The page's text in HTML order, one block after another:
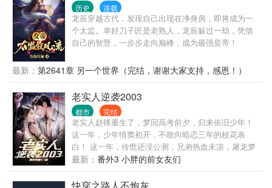
历史 连载
龙辰穿越古代，发现自己出现在净身房，即将成为一
个太监。幸好刀子匠是老熟人，龙辰躲过一劫，凭借
自己的智慧，一步步走向巅峰，成为最强皇帝！
最新： 第2641章 另一个世界（完结，谢谢大家支持，感恩！）
老实人逆袭2003
都市 完结
老实人赵锋重生了，梦回高考前夕，归来依旧少年！
这一年，少年情窦初开，不敢向暗恋三年的校花表
白！ 这一年，传世还没公测，兄弟热血未凉，屠龙梦
还没实现！ 这一年，遍地黄金遍地机遇，站在风口浪
尖上，猪都能上天！ 喝最烈的酒，泡最美的妞，溜最
凶的狗，杀最狠的人，装最
最新： 番外3 小胖的前女友们